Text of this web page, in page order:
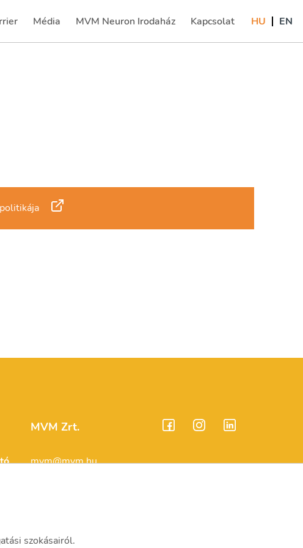
Média MVM Neuron Irodaház
(current) Kapcsolat HU EN
MVM Zrt.
mvm@mvm.hu
szokásairól.